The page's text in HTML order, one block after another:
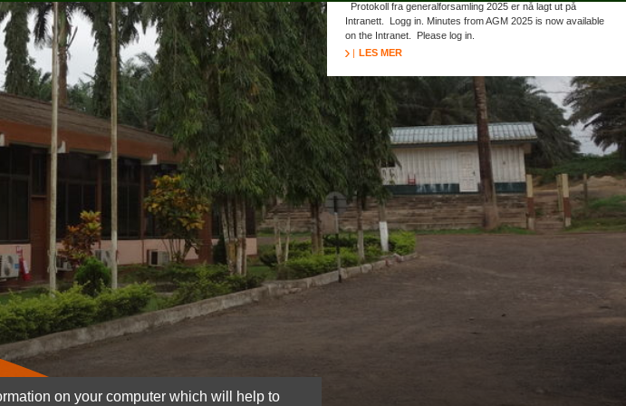
Protokoll fra generalforsamling 2025 er nå lagt ut på
Intranett. Logg in. Minutes from AGM 2025 is now available
on the Intranet. Please log in.
LES MER
on your computer which will help to